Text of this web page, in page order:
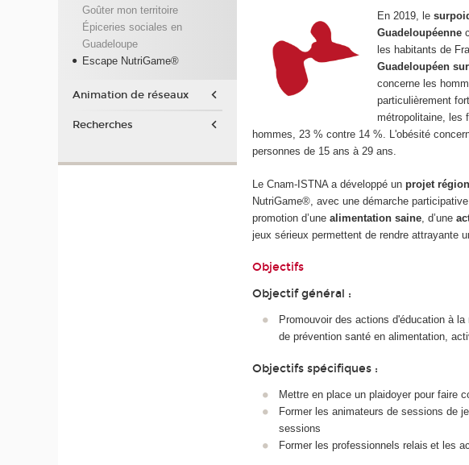
En 2019, le
Guadeloupéenne
les habitants de
Guadeloupéen
concerne les
particulièrement
métropolitaine, les
hommes, 23 % contre 14 %. L'obésité
personnes de 15 ans à 29 ans.
Le Cnam-ISTNA a développé unprojet
NutriGame®, avec une démarche
promotion d’unealimentation saine , d’une
jeux sérieux permettent de rendre attrayante
Objectifs
Objectif général :
Promouvoir des actions d'éducation à
de prévention santé en alimentation,
Objectifs spécifiques :
Mettre en place un plaidoyer pour faire
Former les animateurs de sessions de
sessions
Former les professionnels relais et les
Goûter mon territoire
Épiceries sociales en
Guadeloupe
Escape NutriGame®
Animation de réseaux
Recherches